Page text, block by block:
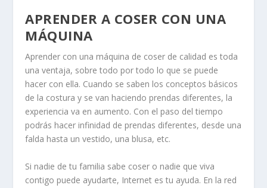
APRENDER A COSER CON UNA
MÁQUINA
Aprender con una máquina de coser de calidad es toda
una ventaja, sobre todo por todo lo que se puede
hacer con ella. Cuando se saben los conceptos básicos
de la costura y se van haciendo prendas diferentes, la
experiencia va en aumento. Con el paso del tiempo
podrás hacer infinidad de prendas diferentes, desde una
falda hasta un vestido, una blusa, etc.
Si nadie de tu familia sabe coser o nadie que viva
contigo puede ayudarte, Internet es tu ayuda. En la red